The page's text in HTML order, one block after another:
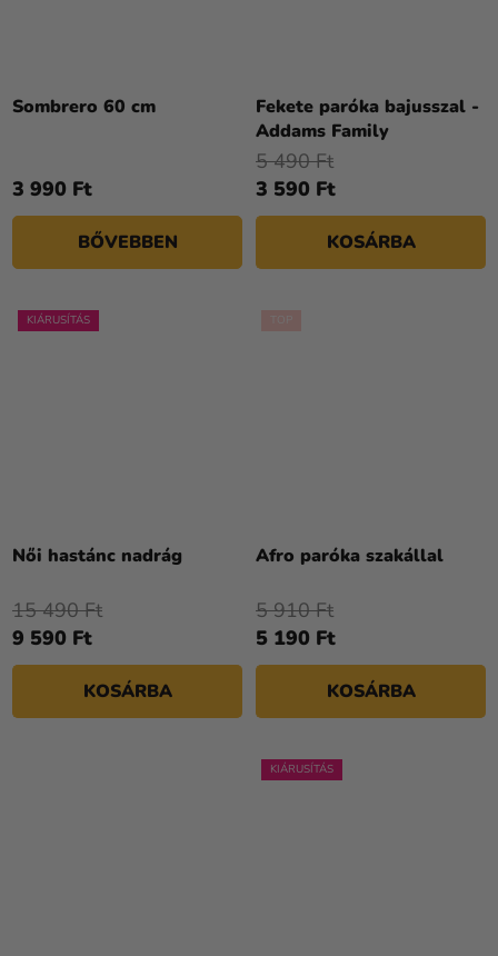
Sombrero 60 cm
3 990 Ft
BŐVEBBEN
Fekete paróka bajusszal -
Addams Family
3 590 Ft
5 490 Ft
KOSÁRBA
KIÁRUSÍTÁS
Női hastánc nadrág
9 590 Ft
15 490 Ft
KOSÁRBA
Afro paróka szakállal
5 190 Ft
5 910 Ft
KOSÁRBA
KIÁRUSÍTÁS